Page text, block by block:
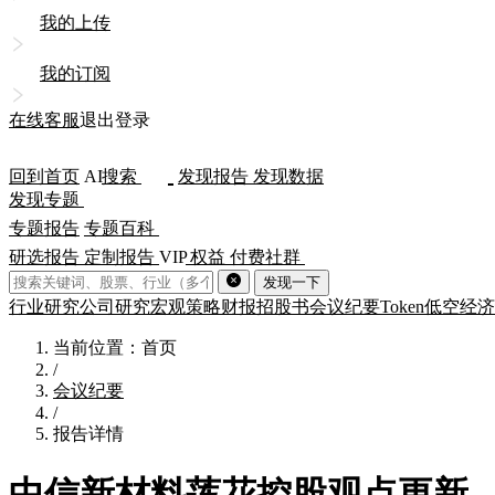
我的上传
我的订阅
在线客服退出登录
回到首页 AI搜索 发现报告 发现数据
发现专题
专题报告 专题百科
研选报告 定制报告 VIP权益 付费社群
发现一下
行业研究公司研究宏观策略财报招股书会议纪要Token低空经济
当前位置：首页
/
会议纪要
/
报告详情